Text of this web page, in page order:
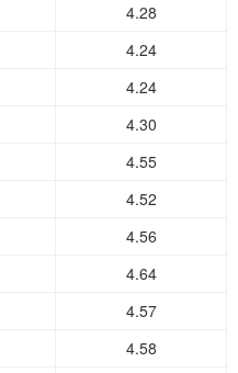
4.28
4.24
4.24
4.30
4.55
4.52
4.56
4.64
4.57
4.58